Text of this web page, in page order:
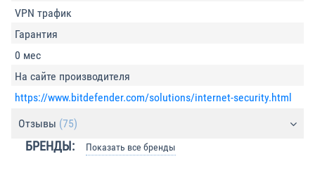
VPN трафик
Гарантия
0 мес
На сайте производителя
https://www.bitdefender.com/solutions/internet-security.html
Отзывы (75)
БРЕНДЫ: Показать все бренды